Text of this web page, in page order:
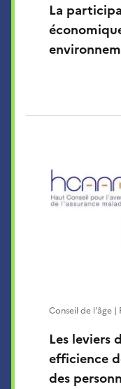
La
Les leviers
efficience
des
Conseil de l'âge |